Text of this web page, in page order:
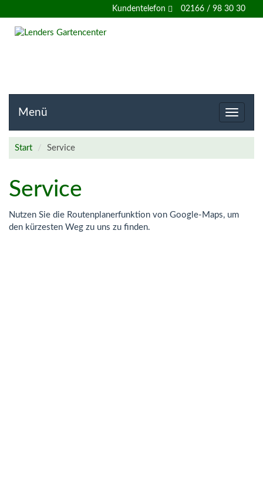
Willkommen
auf
von
Lenders
Gartencenter
Kundentelefon 02166 / 98 30 30
Toggle
Menü
Start Service
Service
Nutzen Sie die Routenplanerfunktion von Google-Maps, um
den kürzesten Weg zu uns zu finden.